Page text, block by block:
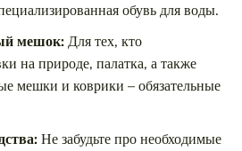
обувь для воды.
мешок:Для тех, кто
на природе, палатка, а также
мешки и коврики – обязательные
Не забудьте про необходимые